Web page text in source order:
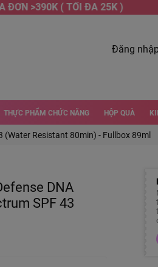
ĐƠN >390K ( TỐI ĐA 25K )
Đăng
THỰC PHẨM CHỨC NĂNG HỘP QUÀ
(Water Resistant 80min) - Fullbox 89ml
DNA
SPF 43